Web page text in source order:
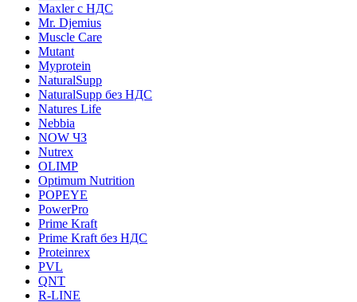
Maxler с НДС
Mr. Djemius
Muscle Care
Mutant
Myprotein
NaturalSupp
NaturalSupp без НДС
Natures Life
Nebbia
NOW ЧЗ
Nutrex
OLIMP
Optimum Nutrition
POPEYE
PowerPro
Prime Kraft
Prime Kraft без НДС
Proteinrex
PVL
QNT
R-LINE